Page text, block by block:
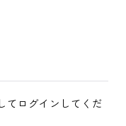
てログインしてくだ